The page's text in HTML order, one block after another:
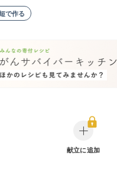
で作る
献立に追加